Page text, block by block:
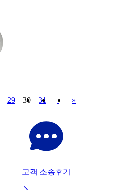
29 30 31 › »
고객 소송후기